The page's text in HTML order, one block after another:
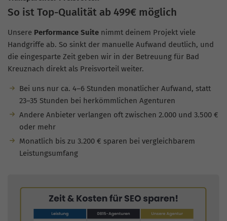
So ist Top-Qualität ab 499€ möglich
Unsere Performance Suite nimmt deinem Projekt viele
Handgriffe ab. So sinkt der manuelle Aufwand deutlich, und
die eingesparte Zeit geben wir in der Betreuung für Bad
Kreuznach direkt als Preisvorteil weiter.
Bei uns nur ca. 4–6 Stunden monatlicher Aufwand, statt
23–35 Stunden bei herkömmlichen Agenturen
Andere Anbieter verlangen oft zwischen 2.000 und 3.500 €
oder mehr
Monatlich bis zu 3.200 € sparen bei vergleichbarem
Leistungsumfang